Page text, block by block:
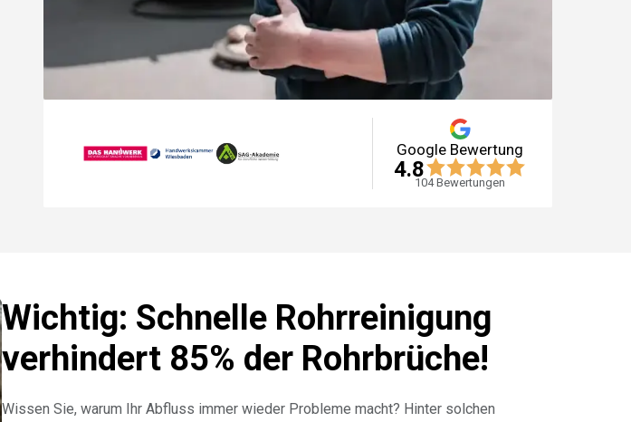
Google Bewertung
4.8
104Bewertungen
Wichtig: Schnelle Rohrreinigung
verhindert 85% der Rohrbrüche!
Wissen Sie, warum Ihr Abfluss immer wieder Probleme macht? Hinter solchen